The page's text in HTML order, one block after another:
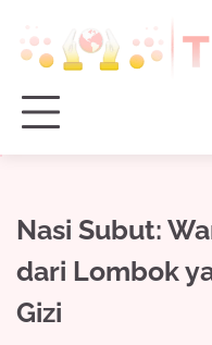
content
Nasi Subut:
dari Lombok
Gizi